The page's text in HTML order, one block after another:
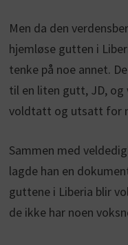
Men da den
hjemløse gutten i
tenke på noe annet.
til en liten gutt, JD, og
voldtatt og utsatt for
Sammen med
lagde han en
guttene i Liberia blir
de ikke har noen